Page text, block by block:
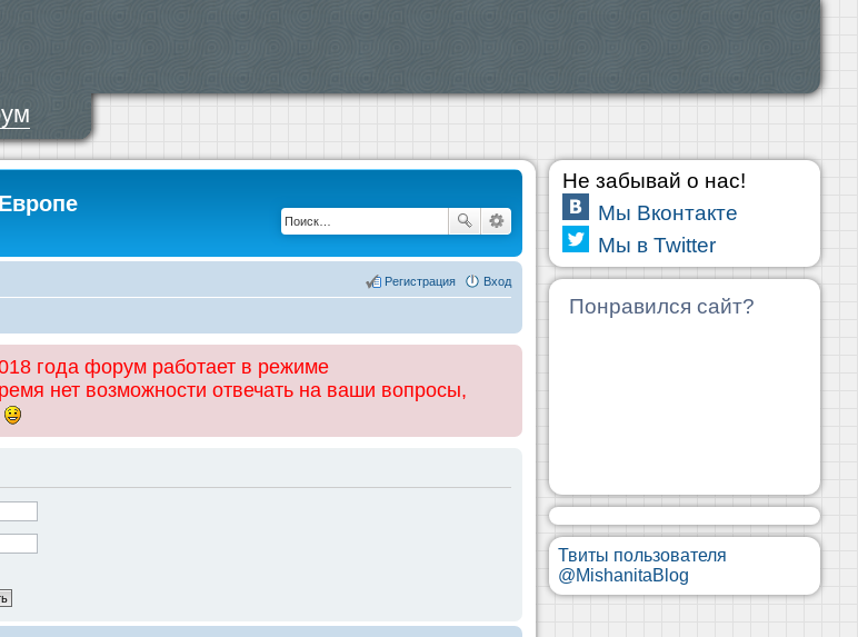
Вход
Регистрация
года форум работает в режиме
нет возможности отвечать на ваши вопросы,
Не забывай о нас!
Мы Вконтакте
Мы в Twitter
Понравился сайт?
Твиты пользователя
@MishanitaBlog